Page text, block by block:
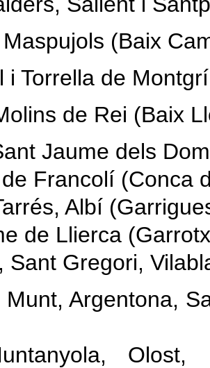
(Baix
i Torrella de
de Rei
Jaume dels
Francolí (Conca
Albí
de Llierca
Sant Gregori,
Munt, Argentona,
Olost,